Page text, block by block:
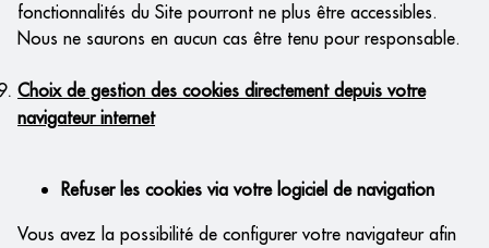
fonctionnalités du Site pourront ne plus être accessibles.
Nous ne saurons en aucun cas être tenu pour responsable.
Choix de gestion des cookies directement depuis votre
navigateur internet
Refuser les cookies via votre logiciel de navigation
Vous avez la possibilité de configurer votre navigateur afin